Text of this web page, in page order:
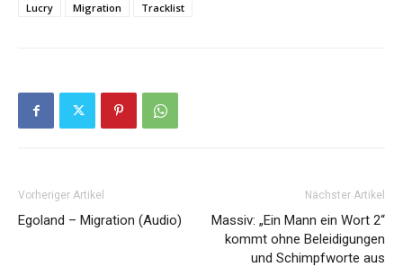
Lucry
Migration Tracklist
Vorheriger Artikel
Egoland – Migration (Audio)
Nächster Artikel
Massiv: „Ein Mann ein Wort 2“
kommt ohne Beleidigungen
und Schimpfworte aus